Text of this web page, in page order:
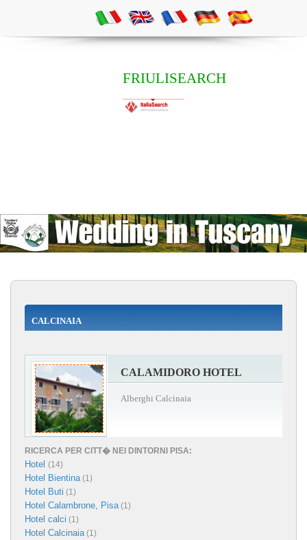
FRIULISEARCH
CALCINAIA
CALAMIDORO HOTEL
Alberghi Calcinaia
RICERCA PER CITT� NEI DINTORNI PISA:
Hotel (14)
Hotel Bientina(1)
Hotel Buti (1)
Hotel Calambrone, Pisa(1)
Hotel calci (1)
Hotel Calcinaia(1)